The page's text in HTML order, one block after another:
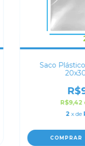
Saco
R$9,42
2 x de
COMPRAR